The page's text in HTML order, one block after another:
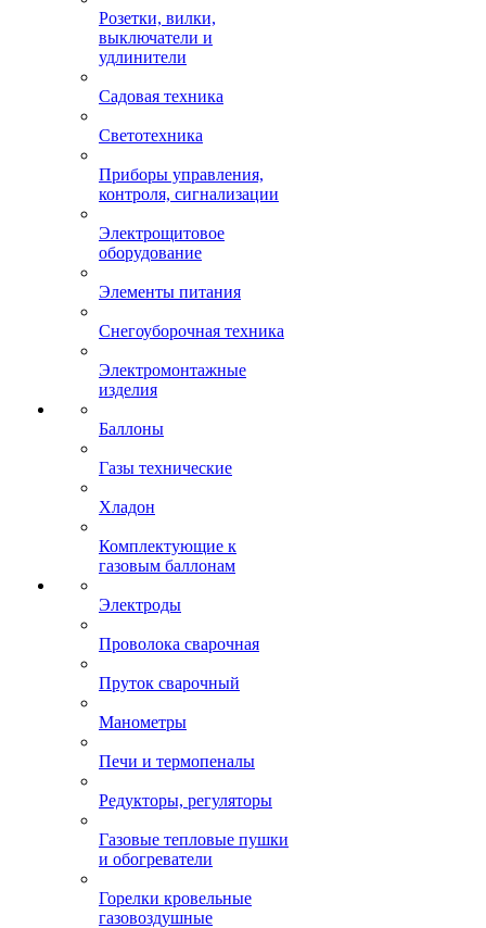
Розетки, вилки,
выключатели и
удлинители
Садовая техника
Светотехника
Приборы управления,
контроля, сигнализации
Электрощитовое
оборудование
Элементы питания
Снегоуборочная техника
Электромонтажные
изделия
Баллоны
Газы технические
Хладон
Комплектующие к
газовым баллонам
Электроды
Проволока сварочная
Пруток сварочный
Манометры
Печи и термопеналы
Редукторы, регуляторы
Газовые тепловые пушки
и обогреватели
Горелки кровельные
газовоздушные